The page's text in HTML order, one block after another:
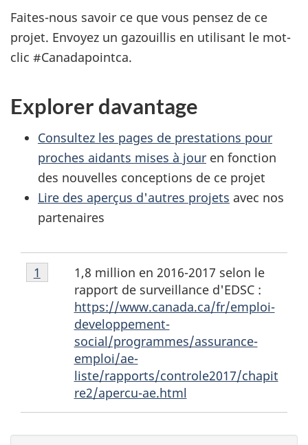
Faites-nous savoir ce que vous pensez de ce
projet. Envoyez un gazouillis en utilisant le mot-
clic #Canadapointca.
Explorer davantage
Consultez les pages de prestations pour
proches aidants mises à jour en fonction
des nouvelles conceptions de ce projet
Lire des aperçus d'autres projets avec nos
partenaires
Notes
de
1,8 million en 2016-2017 selon le
rapport de surveillance d'EDSC :
https://www.canada.ca/fr/emploi-
developpement-
social/programmes/assurance-
emploi/ae-
liste/rapports/controle2017/chapit
re2/apercu-ae.html
Retour à la référence de la note de bas de
1 Référent